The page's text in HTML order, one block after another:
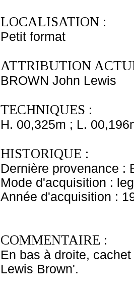
LOCALISATION :
Petit format
ATTRIBUTION
BROWN John Lewis
TECHNIQUES :
H. 00,325m ; L.
HISTORIQUE :
Dernière provenance :
Mode d'acquisition :
Année d'acquisition :
COMMENTAIRE :
En bas à droite,
Lewis Brown'.